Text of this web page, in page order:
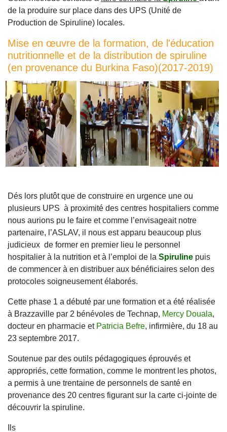
de la produire sur place dans des UPS (Unité de
Production de Spiruline) locales.
Mise en œuvre de la formation, de l'éducation
nutritionnelle et de la distribution de spiruline
(en provenance du Burkina Faso)(2017-2019)
Dés lors plutôt que de construire en urgence une ou
plusieurs UPS à proximité des centres hospitaliers comme
nous aurions pu le faire et comme l’envisageait notre
partenaire, l’ASLAV, il nous est apparu beaucoup plus
judicieux de former en premier lieu le personnel
hospitalier à la nutrition et à l’emploi de la Spiruline puis
de commencer à en distribuer aux bénéficiaires selon des
protocoles soigneusement élaborés.
Cette phase 1 a débuté par une formation et a été réalisée
à Brazzaville par 2 bénévoles de Technap, Mercy Douala,
docteur en pharmacie et Patricia Befre, infirmière, du 18 au
23 septembre 2017.
Soutenue par des outils pédagogiques éprouvés et
appropriés, cette formation, comme le montrent les photos,
a permis à une trentaine de personnels de santé en
provenance des 20 centres figurant sur la carte ci-jointe de
découvrir la spiruline.
Ils